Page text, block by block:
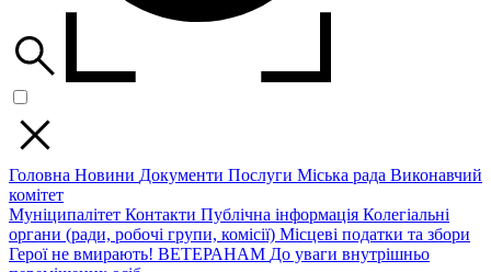
Головна Новини Документи Послуги Міська рада Виконавчий
комітет
Муніципалітет Контакти Публічна інформація Колегіальні
органи (ради, робочі групи, комісії) Місцеві податки та збори
Герої не вмирають! ВЕТЕРАНАМ До уваги внутрішньо